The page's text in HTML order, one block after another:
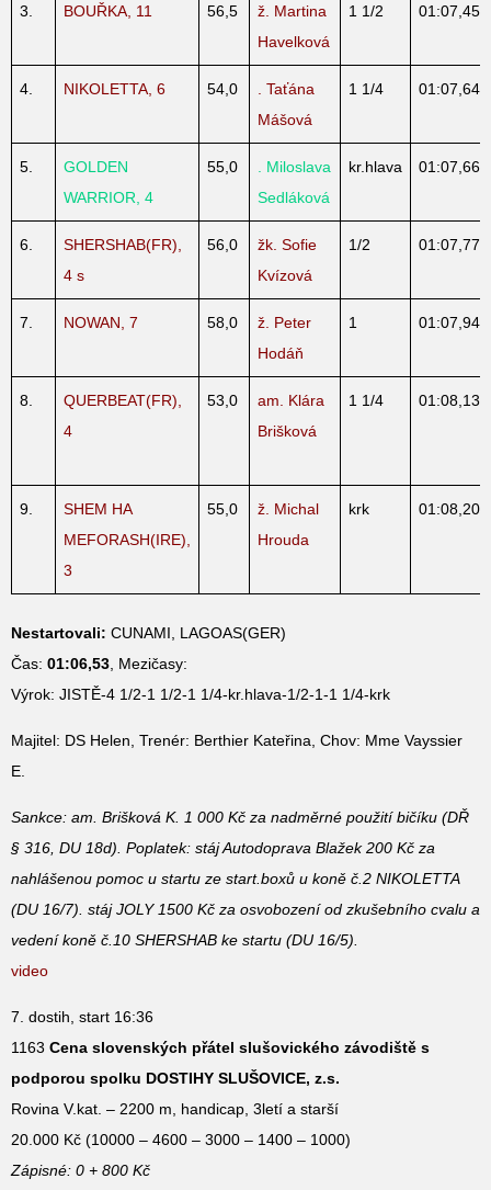
3. BOUŘKA, 11 56,5
ž. Martina
Havelková
1 1/2 01:07,45
4. NIKOLETTA, 6 54,0
. Taťána
Mášová
1 1/4 01:07,64
5.
GOLDEN
WARRIOR, 4
55,0
. Miloslava
Sedláková
kr.hlava 01:07,66
6.
SHERSHAB(FR),
4 s
56,0
žk. Sofie
Kvízová
1/2 01:07,77
7. NOWAN, 7 58,0
ž. Peter
Hodáň
1 01:07,94
8.
QUERBEAT(FR),
4
53,0
am. Klára
Brišková
1 1/4 01:08,13
9.
SHEM HA
MEFORASH(IRE),
3
55,0
ž. Michal
Hrouda
krk 01:08,20
Nestartovali: CUNAMI, LAGOAS(GER)
Čas: 01:06,53 , Mezičasy:
Výrok: JISTĚ-4 1/2-1 1/2-1 1/4-kr.hlava-1/2-1-1 1/4-krk
Majitel: DS Helen, Trenér: Berthier Kateřina, Chov: Mme Vayssier
E.
Sankce: am. Brišková K. 1 000 Kč za nadměrné použití bičíku (DŘ
§ 316, DU 18d). Poplatek: stáj Autodoprava Blažek 200 Kč za
nahlášenou pomoc u startu ze start.boxů u koně č.2 NIKOLETTA
(DU 16/7). stáj JOLY 1500 Kč za osvobození od zkušebního cvalu a
vedení koně č.10 SHERSHAB ke startu (DU 16/5).
video
7. dostih, start 16:36
1163 Cena slovenských přátel slušovického závodiště s
podporou spolku DOSTIHY SLUŠOVICE, z.s.
Rovina V.kat. – 2200 m, handicap, 3letí a starší
20.000 Kč (10000 – 4600 – 3000 – 1400 – 1000)
Zápisné: 0 + 800 Kč